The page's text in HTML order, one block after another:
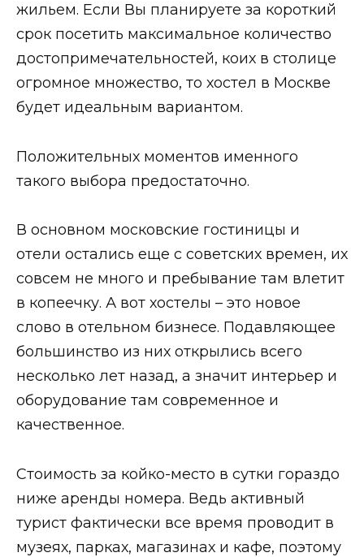
жильем. Если Вы планируете за короткий
срок посетить максимальное количество
достопримечательностей, коих в столице
огромное множество, то хостел в Москве
будет идеальным вариантом.
Положительных моментов именного
такого выбора предостаточно.
В основном московские гостиницы и
отели остались еще с советских времен, их
совсем не много и пребывание там влетит
в копеечку. А вот хостелы – это новое
слово в отельном бизнесе. Подавляющее
большинство из них открылись всего
несколько лет назад, а значит интерьер и
оборудование там современное и
качественное.
Стоимость за койко-место в сутки гораздо
ниже аренды номера. Ведь активный
турист фактически все время проводит в
музеях, парках, магазинах и кафе, поэтому